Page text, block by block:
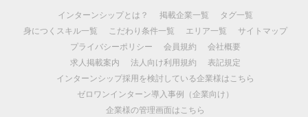
インターンシップとは？ 掲載企業一覧
タグ一覧
身につくスキル一覧
こだわり条件一覧 エリア一覧
サイトマップ
プライバシーポリシー
会員規約
会社概要
求人掲載案内
法人向け利用規約
表記規定
インターンシップ採用を検討している企業様はこちら
ゼロワンインターン導入事例（企業向け）
企業様の管理画面はこちら